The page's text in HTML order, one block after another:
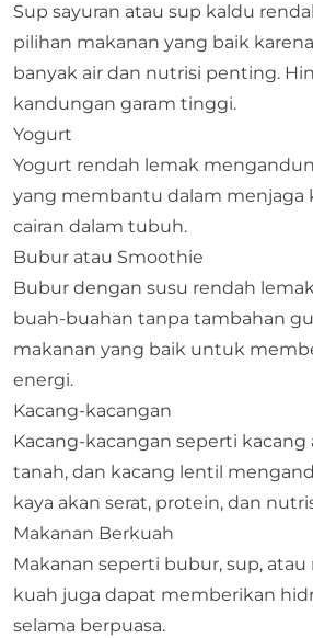
Sup sayuran atau sup kaldu
pilihan makanan yang baik
banyak air dan nutrisi penting.
kandungan garam tinggi.
Yogurt
Yogurt rendah lemak
yang membantu dalam menjaga
cairan dalam tubuh.
Bubur atau Smoothie
Bubur dengan susu rendah
buah-buahan tanpa tambahan
makanan yang baik untuk
energi.
Kacang-kacangan
Kacang-kacangan seperti kacang
tanah, dan kacang lentil
kaya akan serat, protein, dan
Makanan Berkuah
Makanan seperti bubur, sup,
kuah juga dapat memberikan
selama berpuasa.